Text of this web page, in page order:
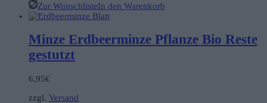
Zur WunschlisteIn den Warenkorb
Minze Erdbeerminze Pflanze Bio Reste
gestutzt
6,95€
zzgl. Versand